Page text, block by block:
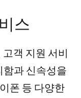
스
객 지원 서비
함과 신속성을
폰 등 다양한